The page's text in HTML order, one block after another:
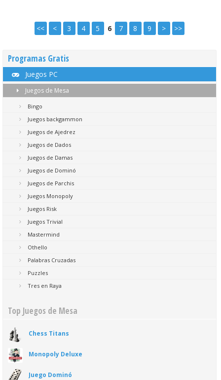
<< < 3 4 5 6 7 8 9 > >>
Programas Gratis
Juegos PC
Juegos de Mesa
Bingo
Juegos backgammon
Juegos de Ajedrez
Juegos de Dados
Juegos de Damas
Juegos de Dominó
Juegos de Parchis
Juegos Monopoly
Juegos Risk
Juegos Trivial
Mastermind
Othello
Palabras Cruzadas
Puzzles
Tres en Raya
Top Juegos de Mesa
Chess Titans
Monopoly Deluxe
Juego Dominó